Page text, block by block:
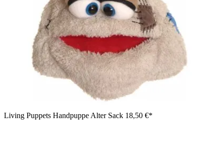
Living Puppets Handpuppe Alter Sack 18,50 €*